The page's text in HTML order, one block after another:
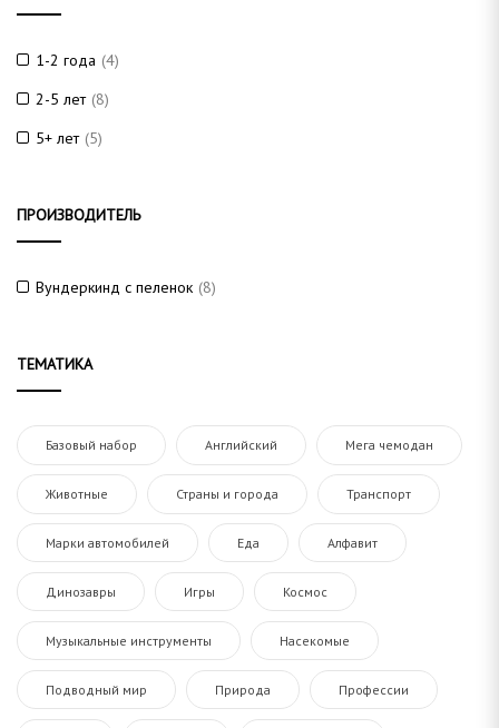
1-2 года (4)
2-5 лет (8)
5+ лет (5)
ПРОИЗВОДИТЕЛЬ
Вундеркинд с пеленок (8)
ТЕМАТИКА
Базовый набор Английский Мега чемодан
Животные Страны и города Транспорт
Марки автомобилей Еда Алфавит
Динозавры Игры Космос
Музыкальные инструменты Насекомые
Подводный мир Природа Профессии